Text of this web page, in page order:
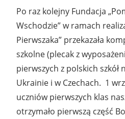
Po raz kolejny Fundacja
Wschodzie” w ramach
Pierwszaka” przekazała
szkolne (plecak z
pierwszych z polskich szkół
Ukrainie i w Czechach. 1
uczniów pierwszych klas
otrzymało pierwszą część